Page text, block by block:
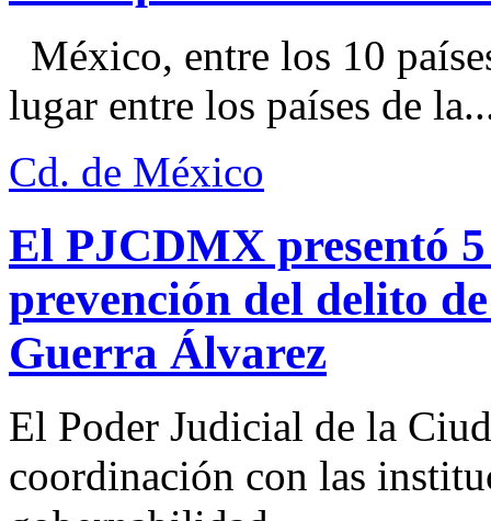
México, entre los 10
lugar entre los países de
Cd. de México
El PJCDMX presentó
prevención del delito
Guerra Álvarez
El Poder Judicial de la
coordinación con las